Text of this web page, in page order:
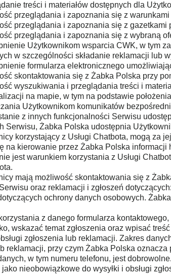
treści i materiałów dostępnych dla
przeglądania i zapoznania się z
przeglądania i zapoznania się z
przeglądania i zapoznania się z wybraną
Użytkownikom wsparcia CWK, w tym
w szczególności składanie reklamacji lub
formularza elektronicznego
skontaktowania się z Żabka Polska przy
wyszukiwania i przeglądania treści i
na mapie, w tym na podstawie
Użytkownikom komunikatów
z innych funkcjonalności Serwisu
Serwisu, Żabka Polska udostępnia
korzystający z Usługi Chatbota, mogą za
na kierowanie przez Żabka Polska
jest warunkiem korzystania z Usługi
mają możliwość skontaktowania się z
oraz reklamacji i zgłoszeń
ochrony danych osobowych.
z danego formularza
wskazać temat zgłoszenia oraz wpisać
zgłoszenia lub reklamacji. Zakres
reklamacji, przy czym Żabka Polska
w tym numeru telefonu, jest
nieobowiązkowe do wysyłki i obsługi